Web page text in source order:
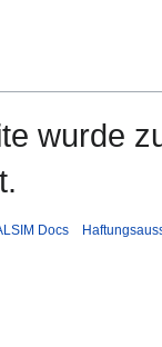
wurde
Docs